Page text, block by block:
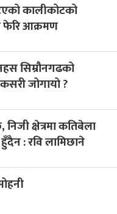
कालीकोटको
फेरि आक्रमण
सिम्रौनगढको
जोगायो ?
निजी क्षेत्रमा कतिबेला
: रवि लामिछाने